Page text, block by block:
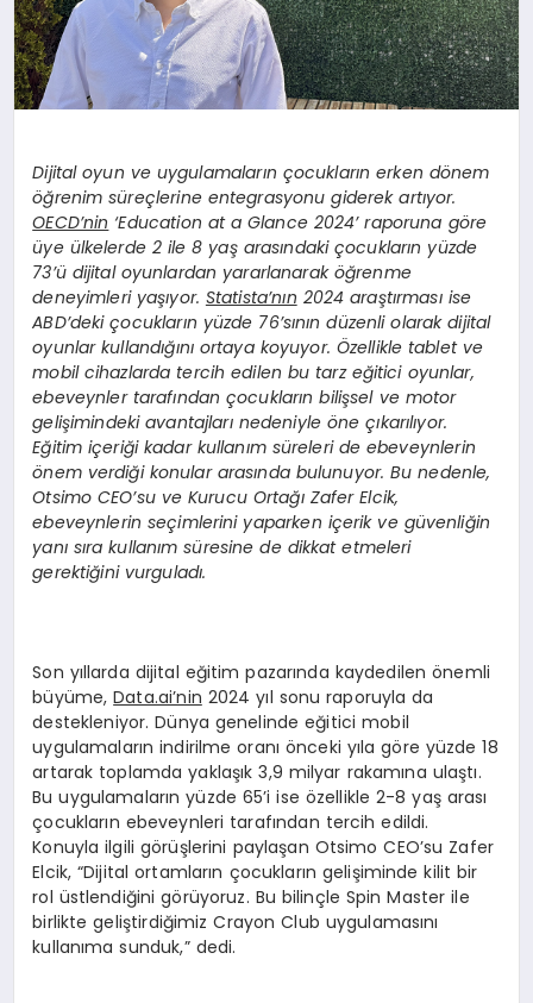
Dijital oyun ve uygulamaların çocukların erken dönem
öğrenim süreçlerine entegrasyonu giderek artıyor.
OECD’nin ‘Education at a Glance 2024’ raporuna göre
üye ülkelerde 2 ile 8 yaş arasındaki çocukların yüzde
73’ü dijital oyunlardan yararlanarak öğrenme
deneyimleri yaşıyor. Statista’nın 2024 araştırması ise
ABD’deki çocukların yüzde 76’sının düzenli olarak dijital
oyunlar kullandığını ortaya koyuyor. Özellikle tablet ve
mobil cihazlarda tercih edilen bu tarz eğitici oyunlar,
ebeveynler tarafından çocukların bilişsel ve motor
gelişimindeki avantajları nedeniyle öne çıkarılıyor.
Eğitim içeriği kadar kullanım süreleri de ebeveynlerin
önem verdiği konular arasında bulunuyor. Bu nedenle,
Otsimo CEO’su ve Kurucu Ortağı Zafer Elcik,
ebeveynlerin seçimlerini yaparken içerik ve güvenliğin
yanı sıra kullanım süresine de dikkat etmeleri
gerektiğini vurguladı.
Son yıllarda dijital eğitim pazarında kaydedilen önemli
büyüme,Data.ai’nin 2024 yıl sonu raporuyla da
destekleniyor. Dünya genelinde eğitici mobil
uygulamaların indirilme oranı önceki yıla göre yüzde 18
artarak toplamda yaklaşık 3,9 milyar rakamına ulaştı.
Bu uygulamaların yüzde 65’i ise özellikle 2-8 yaş arası
çocukların ebeveynleri tarafından tercih edildi.
Konuyla ilgili görüşlerini paylaşan Otsimo CEO’su Zafer
Elcik, “Dijital ortamların çocukların gelişiminde kilit bir
rol üstlendiğini görüyoruz. Bu bilinçle Spin Master ile
birlikte geliştirdiğimiz Crayon Club uygulamasını
kullanıma sunduk,” dedi.